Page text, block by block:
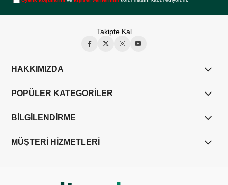
Takipte Kal
HAKKIMIZDA
POPÜLER KATEGORİLER
BİLGİLENDİRME
MÜŞTERİ HİZMETLERİ